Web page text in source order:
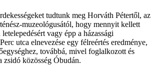
tudtunk meg Horváth Pétertől, az
muzeológusától, hogy mennyit kellett
vagy épp a házassági
utca elnevezése egy félreértés eredménye,
továbbá, mivel foglalkozott és
zsidó közösség Óbudán.